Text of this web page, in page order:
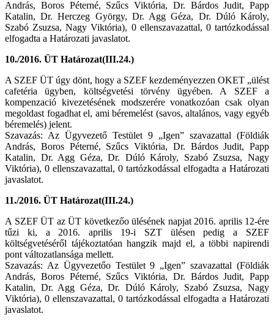
András, Boros Péterné, Szűcs Viktória, Dr. Bárdos Judit, Papp
Katalin, Dr. Herczeg György, Dr. Agg Géza, Dr. Dúló Károly,
Szabó Zsuzsa, Nagy Viktória), 0 ellenszavazattal, 0 tartózkodással
elfogadta a Határozati javaslatot.
10./2016. ÜT Határozat(III.24.)
A SZEF ÜT úgy dönt, hogy a SZEF kezdeményezzen OKET „ülést
cafetéria ügyben, költségvetési törvény ügyében. A SZEF a
kompenzació kivezetésének modszerére vonatkozóan csak olyan
megoldast fogadhat el, ami béremelést (savos, altalános, vagy egyéb
béremelés) jelent.
Szavazás: Az Ügyvezető Testület 9 „Igen” szavazattal (Földiák
András, Boros Péterné, Szűcs Viktória, Dr. Bárdos Judit, Papp
Katalin, Dr. Agg Géza, Dr. Dúló Károly, Szabó Zsuzsa, Nagy
Viktória), 0 ellenszavazattal, 0 tartózkodással elfogadta a Határozati
javaslatot.
11./2016. ÜT Határozat(III.24.)
A SZEF ÜT az ÜT következőo ülésének napjat 2016. aprilis 12-ére
tűzi ki, a 2016. aprilis 19-i SZT ülésen pedig a SZEF
költségvetéséről tájékoztatóan hangzik majd el, a többi napirendi
pont változatlansága mellett.
Szavazás: Az Ügyvezetőo Testület 9 „Igen” szavazattal (Földiák
András, Boros Péterné, Szűcs Viktória, Dr. Bárdos Judit, Papp
Katalin, Dr. Agg Géza, Dr. Dúló Károly, Szabó Zsuzsa, Nagy
Viktória), 0 ellenszavazattal, 0 tartózkodással elfogadta a Határozati
javaslatot.